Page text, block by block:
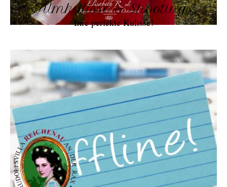
Filmkulisse & Shootings
Ihre perfekte Kulisse!